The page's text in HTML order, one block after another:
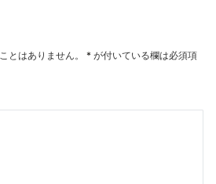
とはありません。 * が付いている欄は必須項